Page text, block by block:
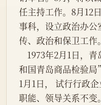
任主持工作。8月12
事科，设立政治办
传、政治和保卫工作。
和国青岛商品检验
1月1日， 试行行政
职能、领导关系不变